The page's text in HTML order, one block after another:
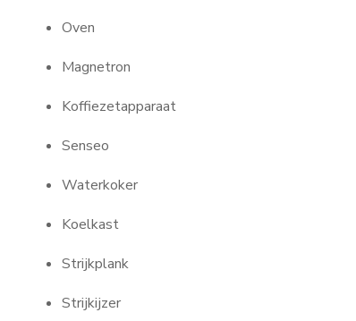
Oven
Magnetron
Koffiezetapparaat
Senseo
Waterkoker
Koelkast
Strijkplank
Strijkijzer